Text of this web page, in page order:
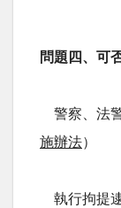
問題四、可
警察、法
施辦法）
執行拘提